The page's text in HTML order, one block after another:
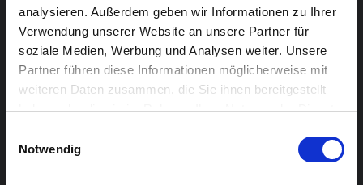
analysieren. Außerdem geben wir Informationen zu Ihrer
Verwendung unserer Website an unsere Partner für
soziale Medien, Werbung und Analysen weiter. Unsere
Partner führen diese Informationen möglicherweise mit
weiteren Daten zusammen, die Sie ihnen bereitgestellt
haben oder die sie im Rahmen Ihrer Nutzung der Dienste
Notwendig